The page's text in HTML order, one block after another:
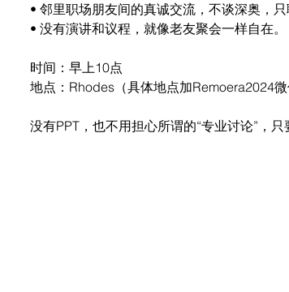
• 邻里职场朋友间的真诚交流，不谈深奥，只
• 没有演讲和议程，就像老友聚会一样自在。
时间：早上10点
地点：Rhodes（具体地点加Remoera2024微
没有PPT，也不用担心所谓的“专业讨论”，